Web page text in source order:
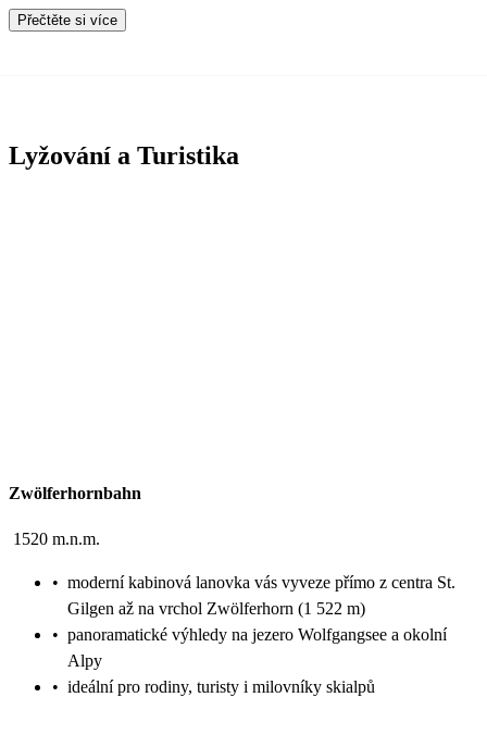
Přečtěte si více
Lyžování a Turistika
Zwölferhornbahn
1520 m.n.m.
• moderní kabinová lanovka vás vyveze přímo z centra St.
Gilgen až na vrchol Zwölferhorn (1 522 m)
• panoramatické výhledy na jezero Wolfgangsee a okolní
Alpy
• ideální pro rodiny, turisty i milovníky skialpů